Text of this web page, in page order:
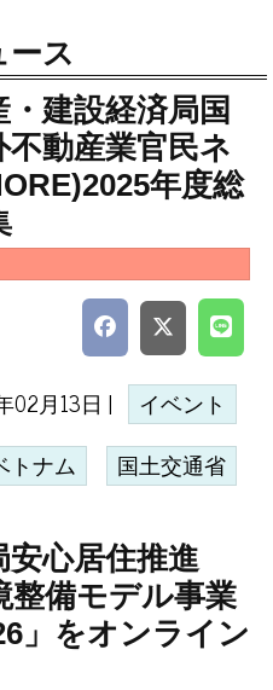
ース
建設経済局国
不動産業官民ネ
年度総
02月13日 | イベント
トナム 国土交通省
安心居住推進
整備モデル事業
」をオンライン